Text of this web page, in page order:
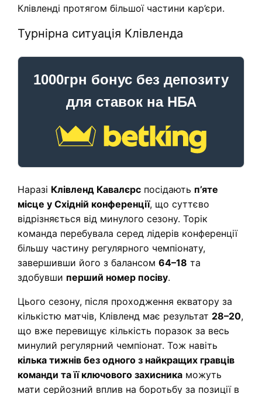
Клівленді протягом більшої частини кар’єри.
Турнірна ситуація Клівленда
1000грн бонус без депозиту
для ставок на НБА
Наразі Клівленд Кавалєрс посідають п’яте
місце у Східній конференції, що суттєво
відрізняється від минулого сезону. Торік
команда перебувала серед лідерів конференції
більшу частину регулярного чемпіонату,
завершивши його з балансом 64–18 та
здобувши перший номер посіву.
Цього сезону, після проходження екватору за
кількістю матчів, Клівленд має результат 28–20,
що вже перевищує кількість поразок за весь
минулий регулярний чемпіонат. Тож навіть
кілька тижнів без одного з найкращих гравців
команди та її ключового захисника можуть
мати серйозний вплив на боротьбу за позиції в